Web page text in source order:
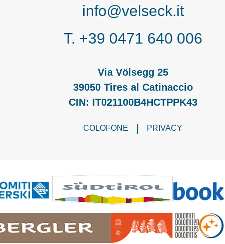
info@velseck.it
T. +39 0471 640 006
Via Völsegg 25
39050 Tires al Catinaccio
CIN: IT021100B4HCTPPK43
COLOFONE PRIVACY